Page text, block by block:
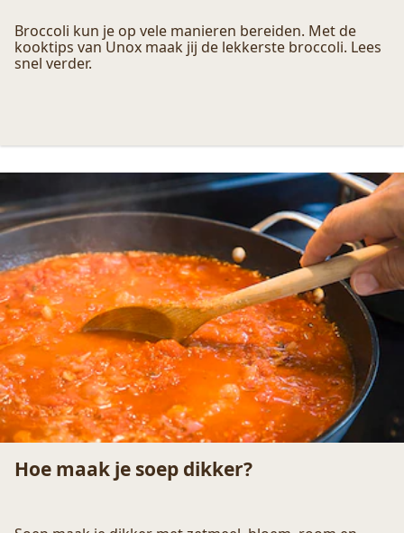
Hoelang en hoe moet je broccoli koken?
Broccoli kun je op vele manieren bereiden. Met de
kooktips van Unox maak jij de lekkerste broccoli. Lees
snel verder.